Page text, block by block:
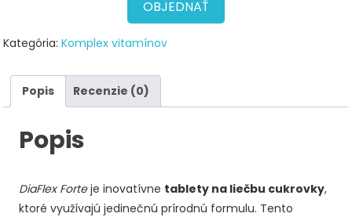
OBJEDNAŤ
Kategória:Komplex vitamínov
Popis Recenzie (0)
Popis
DiaFlex Forteje inovatívne tablety na liečbu cukrovky,
ktoré využívajú jedinečnú prírodnú formulu. Tento